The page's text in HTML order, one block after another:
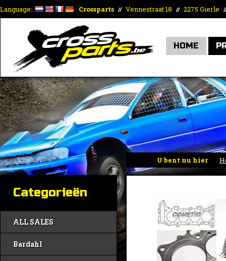
Language: Crossparts // Vennestraat 18 // 2275 Gierle
HOME
U bent nu hier
1.30mm
Categorieën
ALL SALES
Bardahl